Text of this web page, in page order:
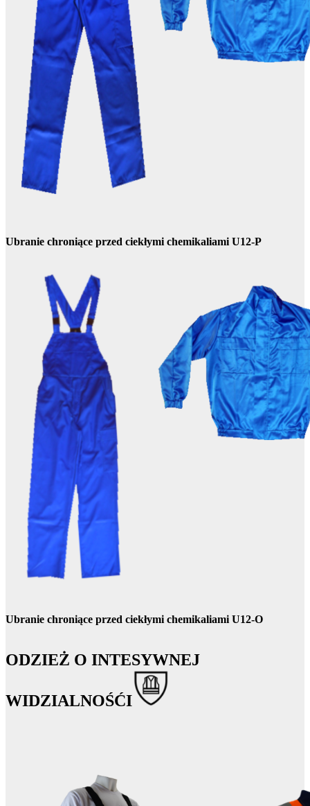
Ubranie chroniące przed ciekłymi chemikaliami U12-P
Ubranie chroniące przed ciekłymi chemikaliami U12-O
ODZIEŻ O INTESYWNEJ
WIDZIALNOŚĆI